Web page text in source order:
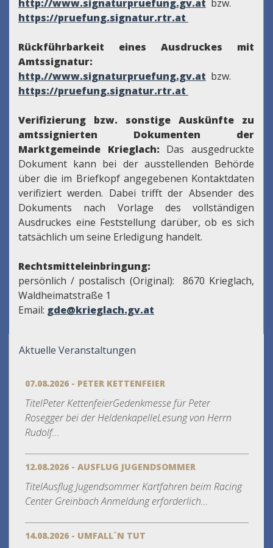
http://www.signaturpruefung.gv.at bzw.
https://pruefung.signatur.rtr.at
Rückführbarkeit eines Ausdruckes mit
Amtssignatur:
http.//www.signaturpruefung.gv.at bzw.
https://pruefung.signatur.rtr.at
Verifizierung bzw. sonstige Auskünfte zu
amtssignierten Dokumenten der
Marktgemeinde Krieglach: Das ausgedruckte
Dokument kann bei der ausstellenden Behörde
über die im Briefkopf angegebenen Kontaktdaten
verifiziert werden. Dabei trifft der Absender des
Dokuments nach Vorlage des vollständigen
Ausdruckes eine Feststellung darüber, ob es sich
tatsächlich um seine Erledigung handelt.
Rechtsmitteleinbringung:
persönlich / postalisch (Original): 8670 Krieglach,
Waldheimatstraße 1
Email: gde@krieglach.gv.at
Aktuelle Veranstaltungen
07.08.2026 - PETER KETTENFEIER
TitelPeter KettenfeierGedenkmesse für Peter
Rosegger bei der HeldenkapelleLesung von Herrn
Rudolf...
12.08.2026 - AUSFLUG JUGENDSOMMER
TitelAusflug Jugendsommer Kartfahren beim Racing
Center Greinbach Anmeldung erforderlich...
14.08.2026 - UMFALL´N TUT